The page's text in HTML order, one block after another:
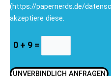
(https://papernerds.de/
akzeptiere diese.
0 + 9 =
UNVERBINDLICH ANFRAGEN